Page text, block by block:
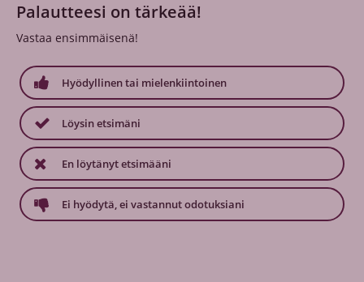
Palautteesi on tärkeää!
Vastaa ensimmäisenä!
Hyödyllinen tai mielenkiintoinen
Löysin etsimäni
En löytänyt etsimääni
Ei hyödytä, ei vastannut odotuksiani